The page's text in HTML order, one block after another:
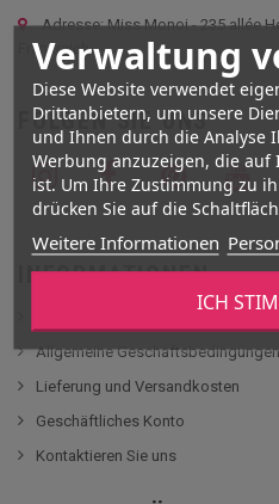
Verwaltung
Diese Website verwendet
Drittanbietern, um unsere
und Ihnen durch die Analyse
Werbung anzuzeigen, die
ist. Um Ihre Zustimmung zu
drücken Sie auf die
Weitere Informationen
ICH
Adresse: Miss Monoi - 235 allée
Frankreich
FOLGEN SIE UNS
INFORMATIONEN
Allgemeine Geschäftsbedingungen
Lieferung und Versandkosten
Geschäftliches Konto
Kontaktieren Sie uns